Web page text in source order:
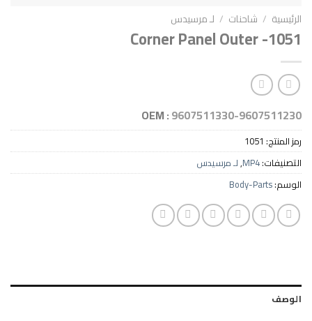
شاحنات / لـ مرسيدس
Corner Panel
OEM :9607511330-
,لـ مرسيدس
Body-